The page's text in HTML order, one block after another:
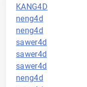
KANG4D
neng4d
neng4d
sawer4d
sawer4d
sawer4d
neng4d